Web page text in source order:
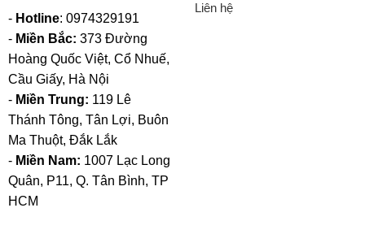
- Hotline: 0974329191
- Miền Bắc: 373 Đường
Hoàng Quốc Việt, Cổ Nhuế,
Cầu Giấy, Hà Nội
- Miền Trung: 119 Lê
Thánh Tông, Tân Lợi, Buôn
Ma Thuột, Đắk Lắk
- Miền Nam: 1007 Lạc Long
Quân, P11, Q. Tân Bình, TP
HCM
Liên hệ